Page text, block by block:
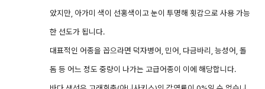
았지만, 아가미 색이 선홍색이고 눈이 투명해 횟감으로 사용 가능
한 선도가 됩니다.
대표적인 어종을 꼽으라면 덕자병어, 민어, 다금바리, 능성어, 돌
돔 등 어느 정도 중량이 나가는 고급어종이 이에 해당합니다.